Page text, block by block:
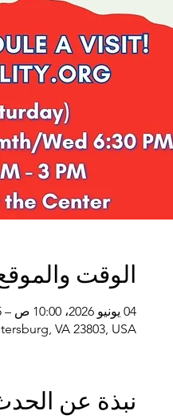
الوقت
04 يونيو 2026، 10:00 ص – 05 يونيو 2027، 2:00 م
VA 23803, USA
نبذة عن